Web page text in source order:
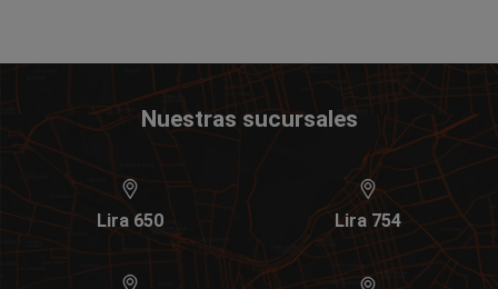
Nuestras sucursales
Lira 650 Lira 754